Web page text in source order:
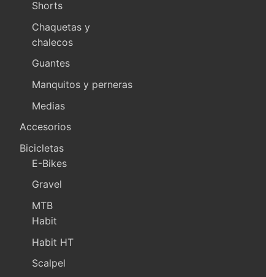
Shorts
Chaquetas y
chalecos
Guantes
Manquitos y perneras
Medias
Accesorios
Bicicletas
E-Bikes
Gravel
MTB
Habit
Habit HT
Scalpel